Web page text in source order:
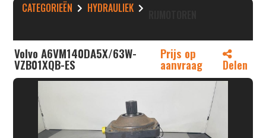
CATEGORIEËN HYDRAULIEK
Volvo A6VM140DA5X/63W-
VZB01XQB-ES
Prijs op
aanvraag Delen